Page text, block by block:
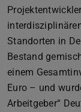
Standorten in
Bestand
einem
Euro – und
Arbeitgeber“